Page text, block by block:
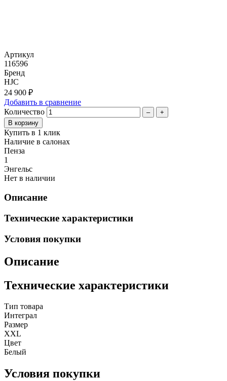
Артикул
116596
Бренд
HJC
24 900 ₽
Добавить в сравнение
Количество
– +
Купить в 1 клик
Наличие в салонах
Пенза
1
Энгельс
Нет в наличии
Описание
Технические характеристики
Условия покупки
Описание
Технические характеристики
Тип товара
Интеграл
Размер
XXL
Цвет
Белый
Условия покупки